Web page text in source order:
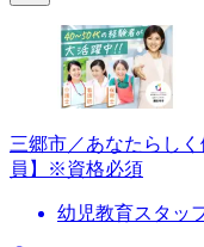
三郷市／あなたらし
員】※資格必須
幼児教育スタッ